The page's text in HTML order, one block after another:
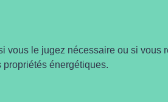
le jugez nécessaire ou si
énergétiques.